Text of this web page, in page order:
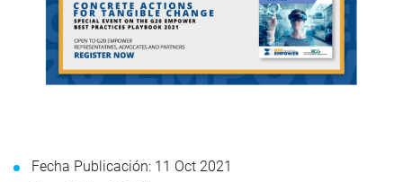
Fecha Publicación: 11 Oct 2021